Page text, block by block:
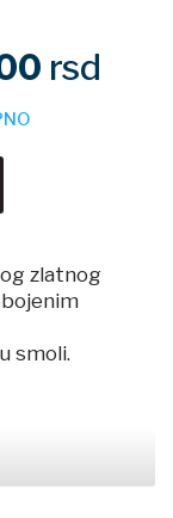
rsd
zlatnog
smoli.